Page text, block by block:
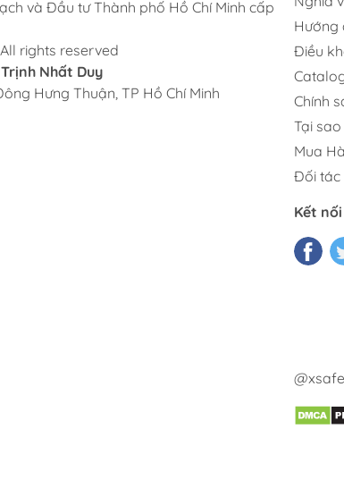
và Đầu tư Thành phố Hồ Chí Minh cấp
rights reserved
Nhất Duy
Hưng Thuận, TP Hồ Chí Minh
Hướng
Điều
Chính
Tại
Mua
Đối tác
Kết